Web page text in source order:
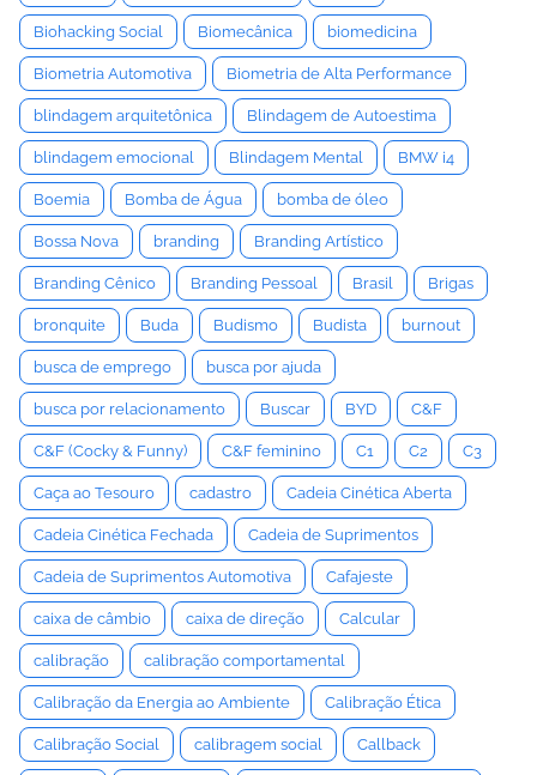
Biohacking Social Biomecânica biomedicina
Biometria Automotiva Biometria de Alta Performance
blindagem arquitetônica Blindagem de Autoestima
blindagem emocional Blindagem Mental BMW i4
Boemia Bomba de Água bomba de óleo
Bossa Nova branding Branding Artístico
Branding Cênico Branding Pessoal Brasil Brigas
bronquite Buda Budismo Budista burnout
busca de emprego busca por ajuda
busca por relacionamento Buscar BYD C&F
C&F (Cocky & Funny) C&F feminino C1 C2 C3
Caça ao Tesouro cadastro Cadeia Cinética Aberta
Cadeia Cinética Fechada Cadeia de Suprimentos
Cadeia de Suprimentos Automotiva Cafajeste
caixa de câmbio caixa de direção Calcular
calibração calibração comportamental
Calibração da Energia ao Ambiente Calibração Ética
Calibração Social calibragem social Callback